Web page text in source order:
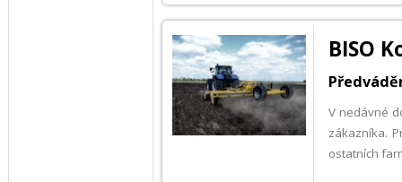
BISO
V nedávné
zákazníka.
ostatních